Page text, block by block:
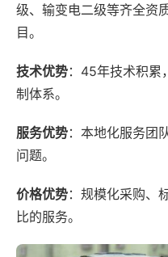
级、输变电二级等齐全资
目。
技术优势：45年技术积累
制体系。
服务优势：本地化服务团
问题。
价格优势：规模化采购、
比的服务。